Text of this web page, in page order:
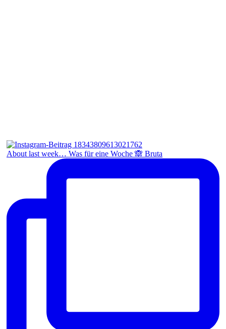
About last week… Was für eine Woche 🙈 Bruta